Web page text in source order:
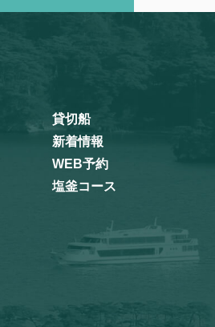
貸切船
新着情報
WEB予約
塩釜コース